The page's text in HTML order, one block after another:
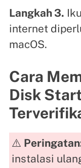
Langkah 3.
internet
macOS.
Cara
Disk
⚠️
instalasi